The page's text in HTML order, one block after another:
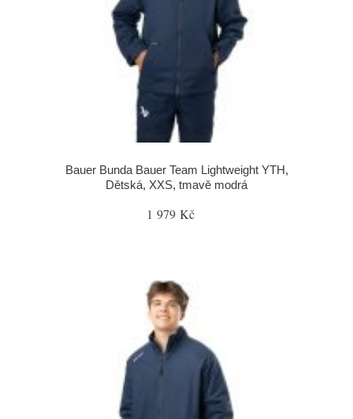
Bauer Bunda Bauer Team Lightweight YTH,
Dětská, XXS, tmavě modrá
1 979 Kč